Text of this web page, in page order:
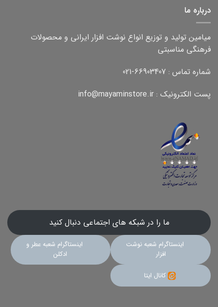
درباره ما
میامین تولید و توزیع انواع نوشت افزار ایرانی و محصولات
فرهنگی مناسبتی
شماره تماس : 66903407-021
پست الکترونیک : info@mayaminstore.ir
ما را در شبکه های اجتماعی دنبال کنید
اینستاگرام شعبه نوشت
افزار
اینستاگرام شعبه عطر و
ادکلن
کانال ایتا